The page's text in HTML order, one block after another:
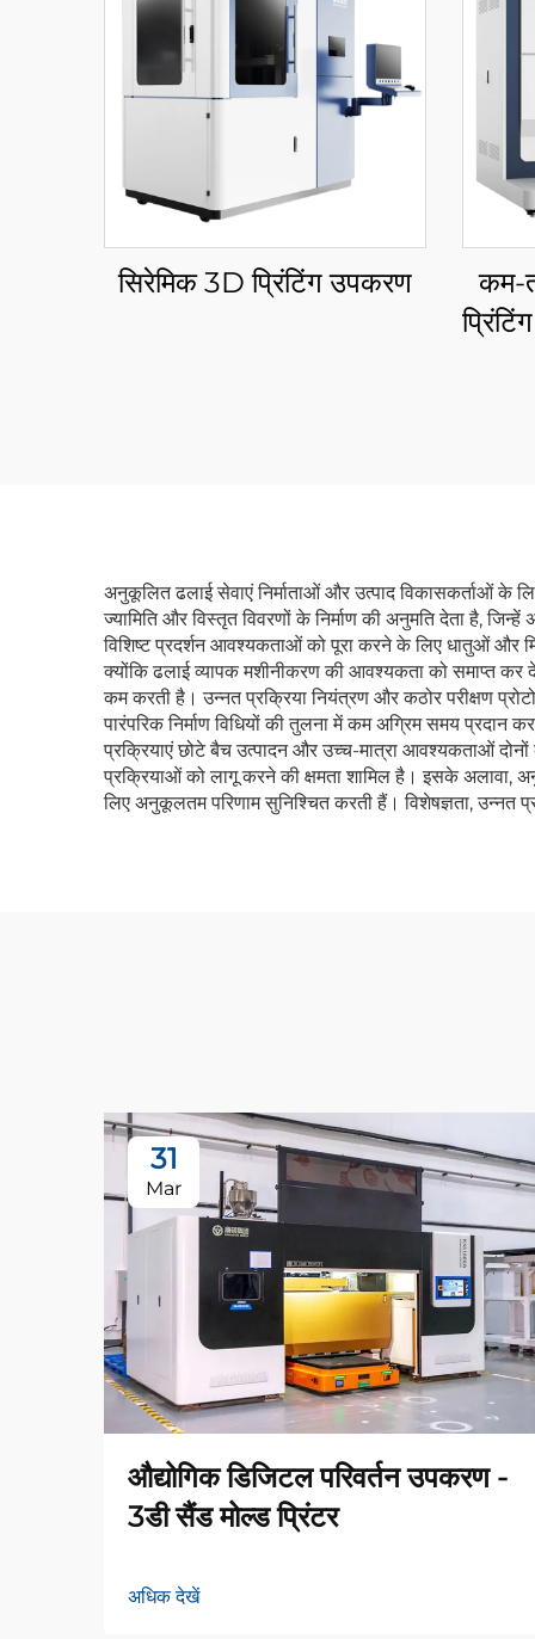
सिरेमिक 3D प्रिंटिंग उपकरण
कम-
अनुकूलित ढलाई सेवाएं निर्माताओं और उत्पाद विकासकर्ताओं के
ज्यामिति और विस्तृत विवरणों के निर्माण की अनुमति देता है,
विशिष्ट प्रदर्शन आवश्यकताओं को पूरा करने के लिए धातुओं और
क्योंकि ढलाई व्यापक मशीनीकरण की आवश्यकता को समाप्त
कम करती है। उन्नत प्रक्रिया नियंत्रण और कठोर परीक्षण
पारंपरिक निर्माण विधियों की तुलना में कम अग्रिम समय प्रदान
प्रक्रियाएं छोटे बैच उत्पादन और उच्च-मात्रा आवश्यकताओं
प्रक्रियाओं को लागू करने की क्षमता शामिल है। इसके अलावा,
लिए अनुकूलतम परिणाम सुनिश्चित करती हैं। विशेषज्ञता, उन्नत
31
Mar
औद्योगिक डिजिटल परिवर्तन उपकरण -
3डी सैंड मोल्ड प्रिंटर
अधिक देखें